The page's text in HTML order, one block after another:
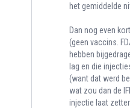
het gemiddelde
Dan nog even
(geen vaccins.
hebben
lag en die
(want dat werd
wat zou dan de
injectie laat